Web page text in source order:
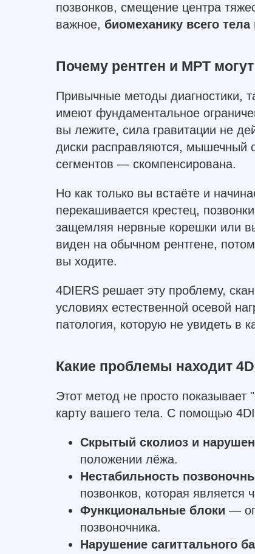
позвонков, смещение центра
важное, биомеханику всего
Почему рентген и МРТ
Привычные методы диагностики,
имеют фундаментальное
вы лежите, сила гравитации не
диски расправляются, мышечный
сегментов — скомпенсирована.
Но как только вы встаёте и
перекашивается крестец,
защемляя нервные корешки или
виден на обычном рентгене,
вы ходите.
4DIERS решает эту проблему,
условиях естественной осевой
патология, которую не увидеть в
Какие проблемы находит
Этот метод не просто
карту вашего тела. С помощью
Скрытый сколиоз и
положении лёжа.
Нестабильность
позвонков, которая является
Функциональные блоки —
позвоночника.
Нарушение сагиттального